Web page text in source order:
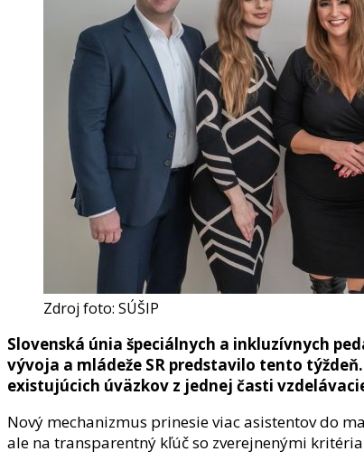
Zdroj foto: SÚŠIP
Slovenská únia špeciálnych a inkluzívnych
vývoja a mládeže SR predstavilo tento
existujúcich úväzkov z jednej časti
Nový mechanizmus prinesie viac asistentov do
ale na transparentný kľúč so zverejnenými